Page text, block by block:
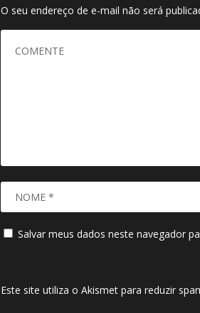
O seu endereço de e-mail não será
Salvar meus dados neste navegador
Este site utiliza o Akismet para reduzir